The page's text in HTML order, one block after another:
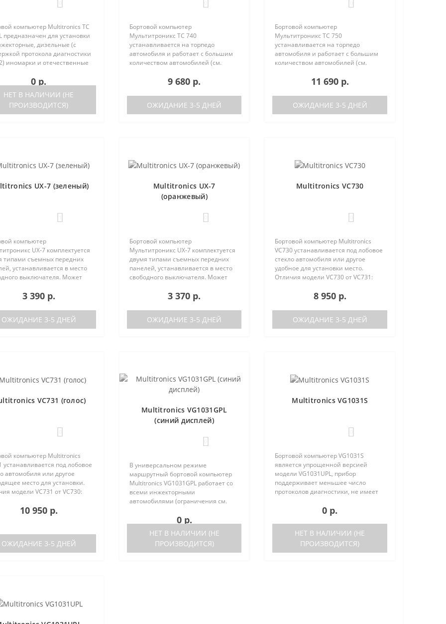
компьютер Multitronics TC
предназначен для установки
дизельные (с
протокола диагностики
иномарки и отечественные
как с блоками управления
0 р.
НЕТ В НАЛИЧИИ (НЕ
ПРОИЗВОДИТСЯ)
Бортовой компьютер
Мультитроникс TC 740
устанавливается на торпедо
автомобиля и работает с большим
количеством автомобилей (см.
Отличия TC 740 от модели TC 750:
отсутствие голосового синтезатора
(модель TC 750 с го..
9 680 р.
ОЖИДАНИЕ 3-5 ДНЕЙ
Бортовой компьютер
Мультитроникс TC 750
устанавливается на торпедо
автомобиля и работает с большим
количеством автомобилей (см.
Отличия TC 740 от модели TC 750:
отсутствие голосового синтезатора
(модель TC 740 ..
11 690 р.
ОЖИДАНИЕ 3-5 ДНЕЙ
UX-7 (зеленый)
компьютер
UX-7 комплектуется
типами съемных передних
устанавливается в место
выключателя. Может
GrantaЛада
/ Калина-2Лада Приора /
2Лада 110Ла..
3 390 р.
ОЖИДАНИЕ 3-5 ДНЕЙ
Multitronics UX-7
(оранжевый)
Бортовой компьютер
Мультитроникс UX-7 комплектуется
двумя типами съемных передних
панелей, устанавливается в место
свободного выключателя. Может
автомобили:Lada GrantaЛада
Калина / Калина-2Лада Приора /
Приора-2Лада 110Ла..
3 370 р.
ОЖИДАНИЕ 3-5 ДНЕЙ
Multitronics VC730
Бортовой компьютер Multitronics
VC730 устанавливается под лобовое
стекло автомобиля или другое
удобное для установки место.
Отличия модели VC730 от VC731:
(модель VC731 с голосом)
поддерживаемые протоколы диаг..
8 950 р.
ОЖИДАНИЕ 3-5 ДНЕЙ
VC731 (голос)
компьютер Multitronics
устанавливается под лобовое
автомобиля или другое
место для установки.
модели VC731 от VC730:
VC730 без голоса)
10 950 р.
ОЖИДАНИЕ 3-5 ДНЕЙ
Multitronics VG1031GPL
(синий дисплей)
В универсальном режиме
маршрутный бортовой компьютер
Multitronics VG1031GPL работает со
всеми инжекторными
автомобилями (ограничения см.
компьютер поддерживает большое
иномарок. Отличия р..
0 р.
НЕТ В НАЛИЧИИ (НЕ
ПРОИЗВОДИТСЯ)
Multitronics VG1031S
Бортовой компьютер VG1031S
является упрощенной версией
модели VG1031UPL, прибор
поддерживает меньшее число
протоколов диагностики, не имеет
датчика температуры. Отличия
VG1031S от VG1031UPL: отсутствует
0 р.
НЕТ В НАЛИЧИИ (НЕ
ПРОИЗВОДИТСЯ)